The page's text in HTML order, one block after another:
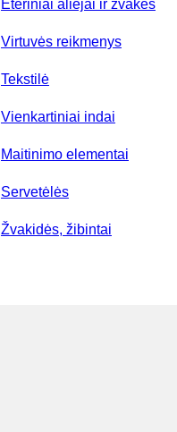
Eteriniai aliejai ir žvakės
Virtuvės reikmenys
Tekstilė
Vienkartiniai indai
Maitinimo elementai
Servetėlės
Žvakidės, žibintai